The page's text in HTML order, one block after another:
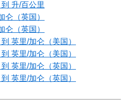
升/百公里
仑（英国）
仑（英国）
英里/加仑（美国）
英里/加仑（美国）
英里/加仑（英国）
英里/加仑（英国）